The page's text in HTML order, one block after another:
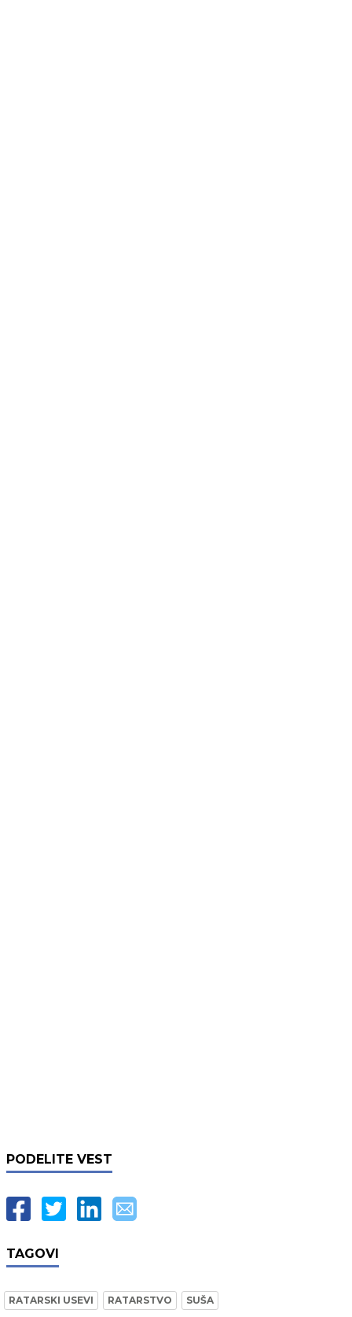
PODELITE VEST
TAGOVI
RATARSKI USEVI RATARSTVO SUŠA